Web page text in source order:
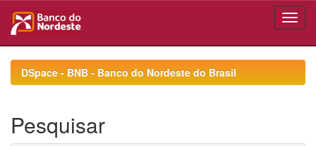
navigationDSpace - BNB - Banco do Nordeste do Brasil
Pesquisar